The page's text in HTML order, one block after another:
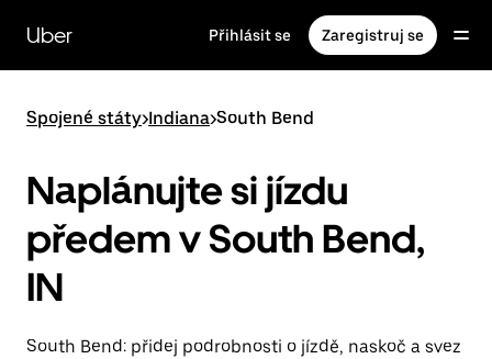
hlavní
obsah
Uber Přihlásit se Zaregistruj se
Spojené státy>Indiana>South Bend
Naplánujte si jízdu
předem v South Bend,
IN
South Bend: přidej podrobnosti o jízdě, naskoč a svez